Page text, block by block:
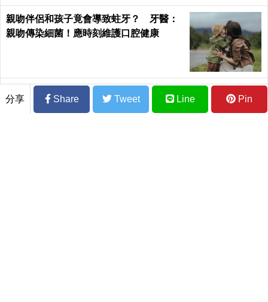
親吻伴侶和孩子竟會導致蛀牙？ 牙醫：
親吻傳染細菌！應時刻維護口腔健康
睡眠不足恐導致慢性發炎！醫示警：小心
「這些疾病」也會找上你
分享 Share Tweet Line Pin